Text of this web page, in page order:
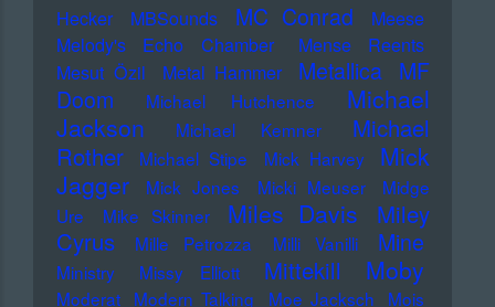
Hecker
MBSounds MC Conrad
Meese
Melody's Echo Chamber
Mense Reents
Mesut Özil
Metal Hammer Metallica MF
Doom
Michael Hutchence
Michael
Jackson
Michael Kemner
Michael
Rother
Michael Stipe Mick Harvey
Mick
Jagger
Mick Jones Micki Meuser
Midge
Ure
Mike Skinner Miles Davis
Miley
Cyrus
Mille Petrozza Milli Vanilli Mine
Ministry Missy Elliott Mittekill Moby
Moderat Modern Talking Moe Jacksch
Mois